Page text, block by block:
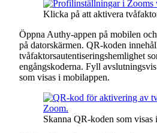
Klicka på att aktivera
Öppna Authy-appen på mobilen
på datorskärmen. QR-koden
tvåfaktorsautentiseringshemlighet
engångskoderna. Fyll
som visas i mobilappen.
Skanna QR-koden som visas